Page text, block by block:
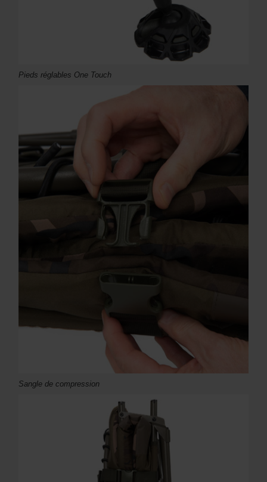
Pieds réglables One Touch
Sangle de compression